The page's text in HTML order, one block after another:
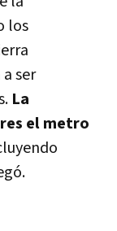
los
ser
La
el metro